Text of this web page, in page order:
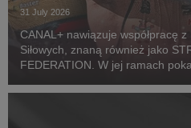
31 July 2026
CANAL+ nawiązuje współpracę
Siłowych, znaną również jako
FEDERATION. W jej ramach
Pierwszym wydarzeniem